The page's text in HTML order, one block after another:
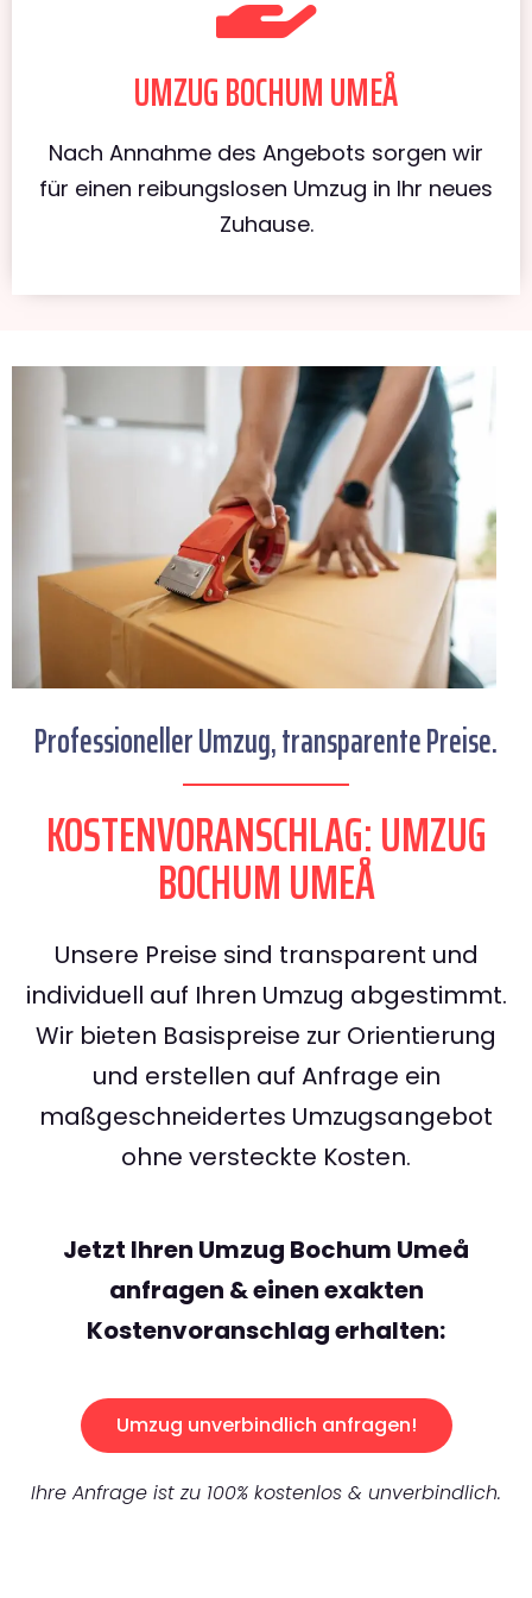
UMZUG BOCHUM UMEÅ
Nach Annahme des Angebots sorgen wir
für einen reibungslosen Umzug in Ihr neues
Zuhause.
Professioneller Umzug, transparente Preise.
KOSTENVORANSCHLAG: UMZUG
BOCHUM UMEÅ
Unsere Preise sind transparent und
individuell auf Ihren Umzug abgestimmt.
Wir bieten Basispreise zur Orientierung
und erstellen auf Anfrage ein
maßgeschneidertes Umzugsangebot
ohne versteckte Kosten.
Jetzt Ihren Umzug Bochum Umeå
anfragen & einen exakten
Kostenvoranschlag erhalten:
Umzug unverbindlich anfragen!
Ihre Anfrage ist zu 100% kostenlos & unverbindlich.